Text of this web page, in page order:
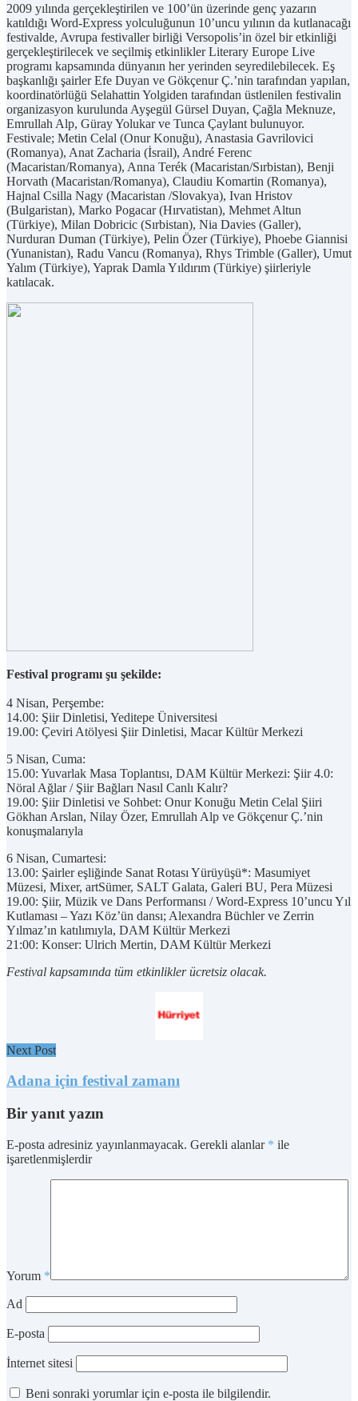
2009 yılında gerçekleştirilen ve 100’ün üzerinde genç yazarın
katıldığı Word-Express yolculuğunun 10’uncu yılının da kutlanacağı
festivalde, Avrupa festivaller birliği Versopolis’in özel bir etkinliği
gerçekleştirilecek ve seçilmiş etkinlikler Literary Europe Live
programı kapsamında dünyanın her yerinden seyredilebilecek. Eş
başkanlığı şairler Efe Duyan ve Gökçenur Ç.’nin tarafından yapılan,
koordinatörlüğü Selahattin Yolgiden tarafından üstlenilen festivalin
organizasyon kurulunda Ayşegül Gürsel Duyan, Çağla Meknuze,
Emrullah Alp, Güray Yolukar ve Tunca Çaylant bulunuyor.
Festivale; Metin Celal (Onur Konuğu), Anastasia Gavrilovici
(Romanya), Anat Zacharia (İsrail), André Ferenc
(Macaristan/Romanya), Anna Terék (Macaristan/Sırbistan), Benji
Horvath (Macaristan/Romanya), Claudiu Komartin (Romanya),
Hajnal Csilla Nagy (Macaristan /Slovakya), Ivan Hristov
(Bulgaristan), Marko Pogacar (Hırvatistan), Mehmet Altun
(Türkiye), Milan Dobricic (Sırbistan), Nia Davies (Galler),
Nurduran Duman (Türkiye), Pelin Özer (Türkiye), Phoebe Giannisi
(Yunanistan), Radu Vancu (Romanya), Rhys Trimble (Galler), Umut
Yalım (Türkiye), Yaprak Damla Yıldırım (Türkiye) şiirleriyle
katılacak.
Festival programı şu şekilde:
4 Nisan, Perşembe:
14.00: Şiir Dinletisi, Yeditepe Üniversitesi
19.00: Çeviri Atölyesi Şiir Dinletisi, Macar Kültür Merkezi
5 Nisan, Cuma:
15.00: Yuvarlak Masa Toplantısı, DAM Kültür Merkezi: Şiir 4.0:
Nöral Ağlar / Şiir Bağları Nasıl Canlı Kalır?
19.00: Şiir Dinletisi ve Sohbet: Onur Konuğu Metin Celal Şiiri
Gökhan Arslan, Nilay Özer, Emrullah Alp ve Gökçenur Ç.’nin
konuşmalarıyla
6 Nisan, Cumartesi:
13.00: Şairler eşliğinde Sanat Rotası Yürüyüşü*: Masumiyet
Müzesi, Mixer, artSümer, SALT Galata, Galeri BU, Pera Müzesi
19.00: Şiir, Müzik ve Dans Performansı / Word-Express 10’uncu Yıl
Kutlaması – Yazı Köz’ün dansı; Alexandra Büchler ve Zerrin
Yılmaz’ın katılımıyla, DAM Kültür Merkezi
21:00: Konser: Ulrich Mertin, DAM Kültür Merkezi
Festival kapsamında tüm etkinlikler ücretsiz olacak.
Next Post
Adana için festival zamanı
Bir yanıt yazın
E-posta adresiniz yayınlanmayacak. Gerekli alanlar * ile
işaretlenmişlerdir
Yorum *
Ad
E-posta
İnternet sitesi
Beni sonraki yorumlar için e-posta ile bilgilendir.